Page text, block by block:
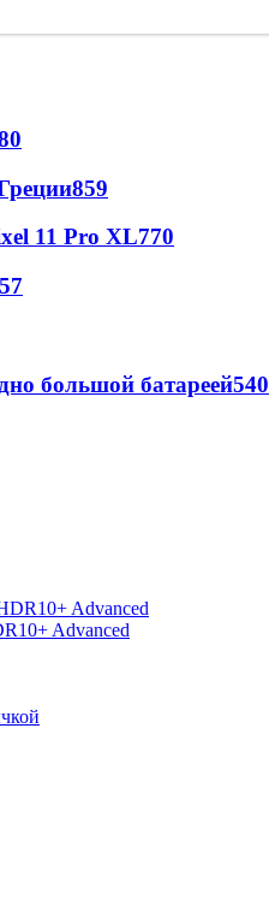
859
11 Pro XL770
большой батареей540
Advanced